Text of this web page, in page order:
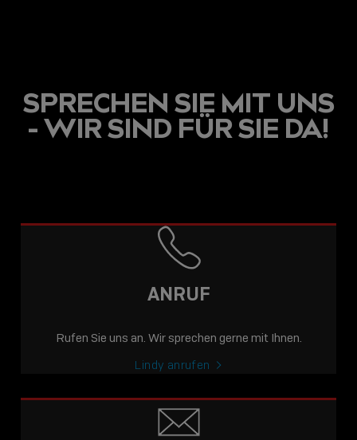
SPRECHEN SIE MIT UNS
- WIR SIND FÜR SIE DA!
ANRUF
Rufen Sie uns an. Wir sprechen gerne mit Ihnen.
Lindy anrufen